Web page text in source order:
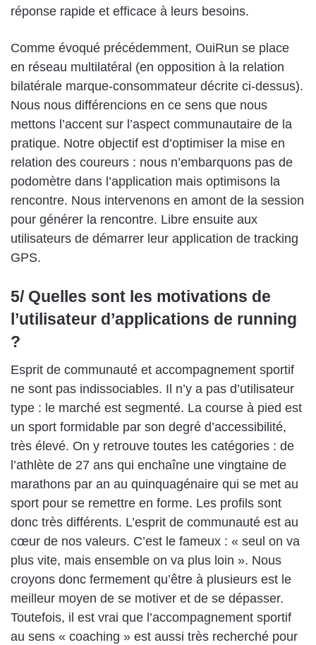
réponse rapide et efficace à leurs besoins.
Comme évoqué précédemment, OuiRun se place
en réseau multilatéral (en opposition à la relation
bilatérale marque-consommateur décrite ci-dessus).
Nous nous différencions en ce sens que nous
mettons l’accent sur l’aspect communautaire de la
pratique. Notre objectif est d’optimiser la mise en
relation des coureurs : nous n’embarquons pas de
podomètre dans l’application mais optimisons la
rencontre. Nous intervenons en amont de la session
pour générer la rencontre. Libre ensuite aux
utilisateurs de démarrer leur application de tracking
GPS.
5/ Quelles sont les motivations de
l’utilisateur d’applications de running
?
Esprit de communauté et accompagnement sportif
ne sont pas indissociables. Il n’y a pas d’utilisateur
type : le marché est segmenté. La course à pied est
un sport formidable par son degré d’accessibilité,
très élevé. On y retrouve toutes les catégories : de
l’athlète de 27 ans qui enchaîne une vingtaine de
marathons par an au quinquagénaire qui se met au
sport pour se remettre en forme. Les profils sont
donc très différents. L’esprit de communauté est au
cœur de nos valeurs. C’est le fameux : « seul on va
plus vite, mais ensemble on va plus loin ». Nous
croyons donc fermement qu’être à plusieurs est le
meilleur moyen de se motiver et de se dépasser.
Toutefois, il est vrai que l’accompagnement sportif
au sens « coaching » est aussi très recherché pour